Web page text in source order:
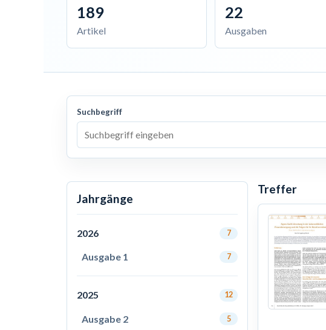
189
Artikel
22
Ausgaben
Suchbegriff
Jahrgänge
2026 7
Ausgabe 1 7
2025 12
Ausgabe 2 5
Treffer